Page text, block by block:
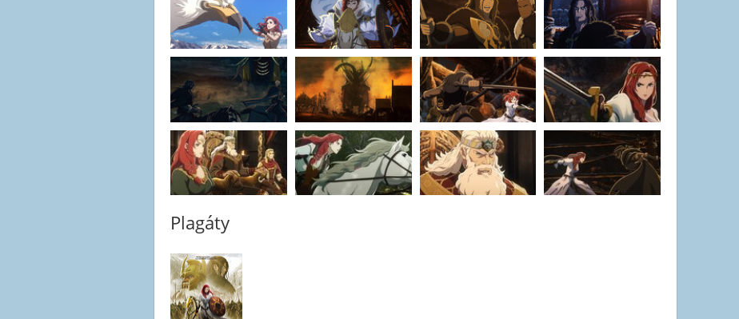
Plagáty